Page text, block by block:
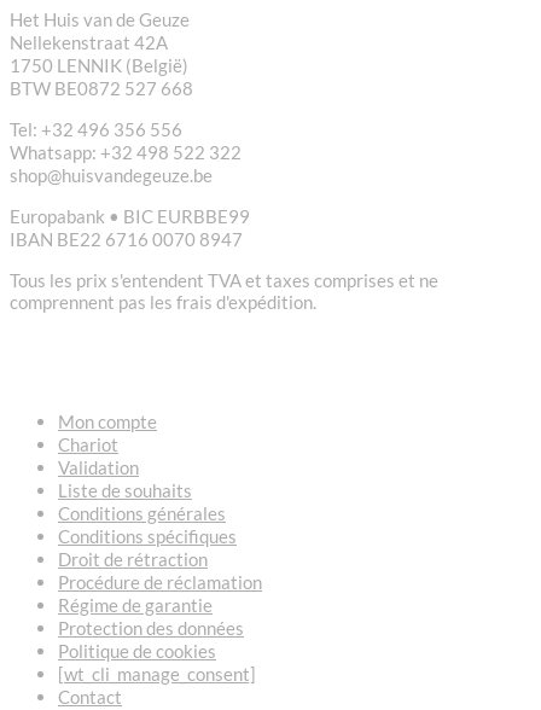
Het Huis van de Geuze
Nellekenstraat 42A
1750 LENNIK (België)
BTW BE0872 527 668
Tel: +32 496 356 556
Whatsapp: +32 498 522 322
shop@huisvandegeuze.be
Europabank • BIC EURBBE99
IBAN BE22 6716 0070 8947
Tous les prix s'entendent TVA et taxes comprises et ne
comprennent pas les frais d'expédition.
Mon compte
Chariot
Validation
Liste de souhaits
Conditions générales
Conditions spécifiques
Droit de rétraction
Procédure de réclamation
Régime de garantie
Protection des données
Politique de cookies
[wt_cli_manage_consent]
Contact